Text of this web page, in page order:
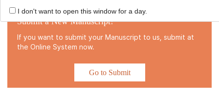
Submit a New Manuscript!
If you want to submit your Manuscript to us, submit at
the Online System now.
Go to Submit
I don't want to open this window for a day.